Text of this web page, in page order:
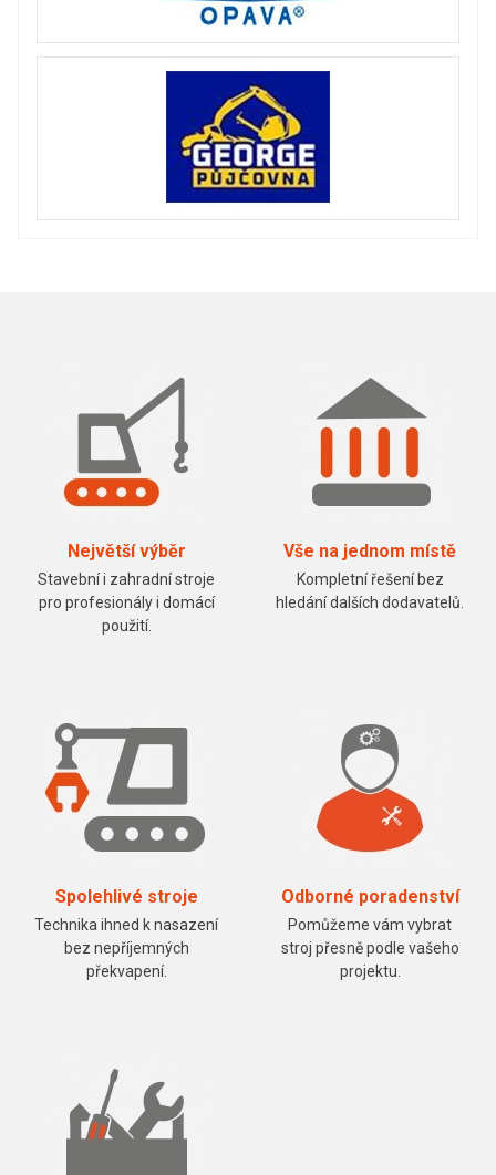
Největší výběr
Stavební i zahradní stroje
pro profesionály i domácí
použití.
Vše na jednom místě
Kompletní řešení bez
hledání dalších dodavatelů.
Spolehlivé stroje
Technika ihned k nasazení
bez nepříjemných
překvapení.
Odborné poradenství
Pomůžeme vám vybrat
stroj přesně podle vašeho
projektu.